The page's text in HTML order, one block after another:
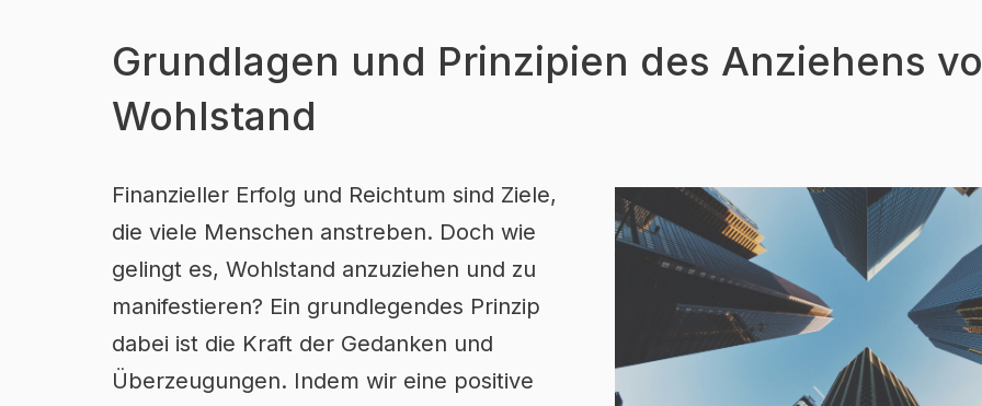
Grundlagen und Prinzipien des Anziehens
Wohlstand
Finanzieller Erfolg und Reichtum sind Ziele,
die viele Menschen anstreben. Doch wie
gelingt es, Wohlstand anzuziehen und zu
manifestieren? Ein grundlegendes Prinzip
dabei ist die Kraft der Gedanken und
Überzeugungen. Indem wir eine positive